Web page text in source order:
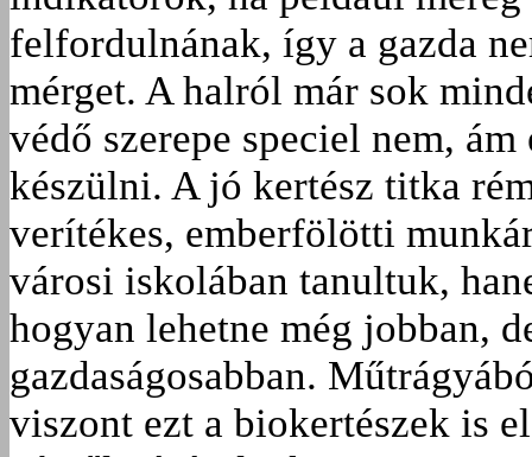
felfordulnának, így a gazda
mérget. A halról már sok
védő szerepe speciel nem,
készülni. A jó kertész titka
verítékes, emberfölötti
városi iskolában tanultuk,
hogyan lehetne még jobban,
gazdaságosabban.
viszont ezt a biokertészek is